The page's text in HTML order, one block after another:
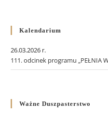
Kalendarium
26.03.2026 r.
111. odcinek programu „PEŁNIA
Ważne Duszpasterstwo